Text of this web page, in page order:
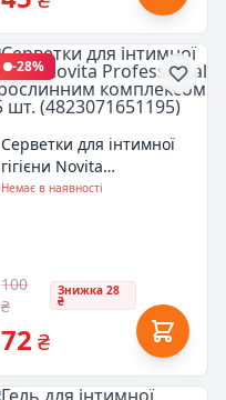
-28%
Серветки для інтимної
гігієни Novita
Professional з
Немає в наявності
100
₴
Знижка 28
₴
72 ₴